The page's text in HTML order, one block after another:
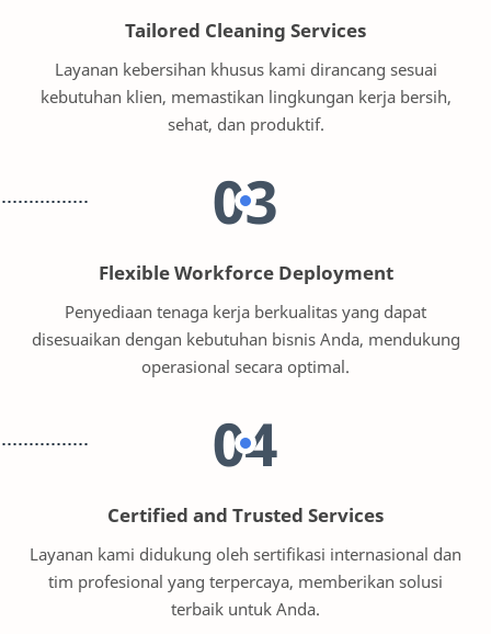
Tailored Cleaning Services
Layanan kebersihan khusus kami dirancang sesuai
kebutuhan klien, memastikan lingkungan kerja bersih,
sehat, dan produktif.
03
Flexible Workforce Deployment
Penyediaan tenaga kerja berkualitas yang dapat
disesuaikan dengan kebutuhan bisnis Anda, mendukung
operasional secara optimal.
04
Certified and Trusted Services
Layanan kami didukung oleh sertifikasi internasional dan
tim profesional yang terpercaya, memberikan solusi
terbaik untuk Anda.